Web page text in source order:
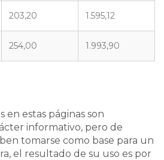
203,20 1.595,12
254,00 1.993,90
en estas páginas son
informativo, pero de
tomarse como base para un
el resultado de su uso es por